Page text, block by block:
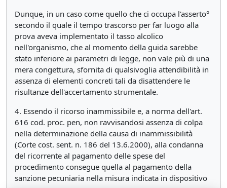
Dunque, in un caso come quello che ci occupa l'asserto°
secondo il quale il tempo trascorso per far luogo alla
prova aveva implementato il tasso alcolico
nell'organismo, che al momento della guida sarebbe
stato inferiore ai parametri di legge, non vale più di una
mera congettura, sfornita di qualsivoglia attendibilità in
assenza di elementi concreti tali da disattendere le
risultanze dell'accertamento strumentale.
4. Essendo il ricorso inammissibile e, a norma dell'art.
616 cod. proc. pen, non ravvisandosi assenza di colpa
nella determinazione della causa di inammissibilità
(Corte cost. sent. n. 186 del 13.6.2000), alla condanna
del ricorrente al pagamento delle spese del
procedimento consegue quella al pagamento della
sanzione pecuniaria nella misura indicata in dispositivo